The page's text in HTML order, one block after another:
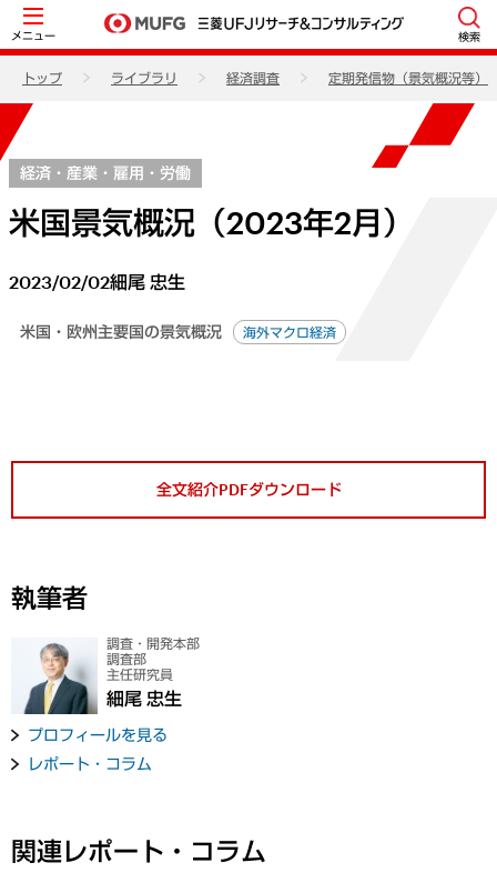
メニュー 検索
トップ ライブラリ 経済調査 定期発信物（景気概況等）
経済・産業・雇用・労働
米国景気概況（2023年2月）
2023/02/02細尾 忠生
米国・欧州主要国の景気概況 海外マクロ経済
全文紹介PDFダウンロード
執筆者
調査・開発本部
調査部
主任研究員
細尾 忠生
プロフィールを見る
レポート・コラム
関連レポート・コラム